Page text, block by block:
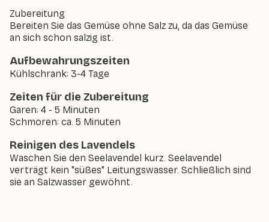
Zubereitung
Bereiten Sie das Gemüse ohne Salz zu, da das Gemüse
an sich schon salzig ist.
Aufbewahrungszeiten
Kühlschrank: 3-4 Tage
Zeiten für die Zubereitung
Garen: 4 - 5 Minuten
Schmoren: ca. 5 Minuten
Reinigen des Lavendels
Waschen Sie den Seelavendel kurz. Seelavendel
verträgt kein "süßes" Leitungswasser. Schließlich sind
sie an Salzwasser gewöhnt.